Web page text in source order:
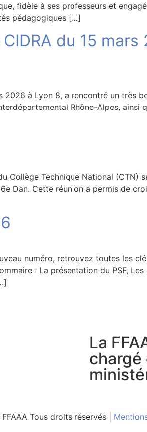
fidèle à ses professeurs et
pédagogiques […]
du 15
2026 à Lyon 8, a rencontré un très
Rhône-Alpes, ainsi
Collège Technique National
Dan. Cette réunion a permis de
numéro, retrouvez toutes les
: La présentation du PSF,
La
chargé
Tous droits réservés